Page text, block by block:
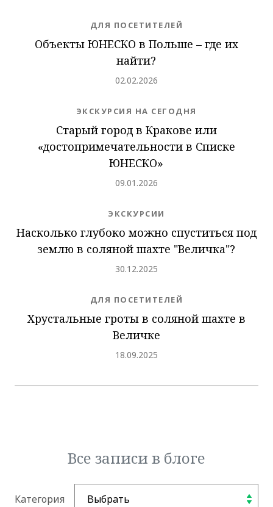
Объекты ЮНЕСКО в Польше – где их
найти?
NEWS.CATEGORY
ДЛЯ ПОСЕТИТЕЛЕЙ
Добавлено
02.02.2026
Старый город в Кракове или
«достопримечательности в Списке
ЮНЕСКО»
NEWS.CATEGORY
ЭКСКУРСИЯ НА СЕГОДНЯ
Добавлено
09.01.2026
Насколько глубоко можно спуститься под
землю в соляной шахте "Величка"?
NEWS.CATEGORY
ЭКСКУРСИИ
Добавлено
30.12.2025
Хрустальные гроты в соляной шахте в
Величке
NEWS.CATEGORY
ДЛЯ ПОСЕТИТЕЛЕЙ
Добавлено
18.09.2025
Все записи в блоге
Категория